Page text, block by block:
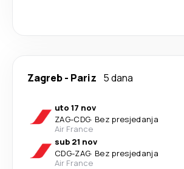
Zagreb- Pariz 5 dana
uto 17 nov
ZAG-CDG· Bez presjedanja
Air France
sub 21 nov
CDG-ZAG· Bez presjedanja
Air France